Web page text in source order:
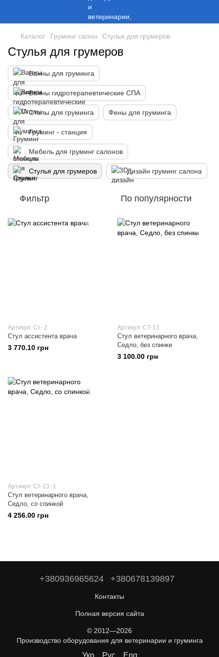
Каталог Груминг салон Стулья для грумеров
Стулья для грумеров
Ванны для груминга
Ванны гидротерапевтические СПА
Столы для груминга Фены для груминга
Груминг - станция
Мебель для груминг салонов
Стулья для грумеров Дизайн груминг салона
Фильтр По популярности
Артикул: Ст- 2
Стул ассистента врача
3 770.10 грн
Артикул: СТ-13
Стул ветеринарного врача,
Седло, без спинки
3 100.00 грн
Артикул: Ст-13 -1
Стул ветеринарного врача,
Седло, со спинкой
4 256.00 грн
+380936965624 +380678139897
Контакты
Полная версия сайта
© 2012—2026
Производство оборудования для ветеринарии и груминга
Укр Рус Eng